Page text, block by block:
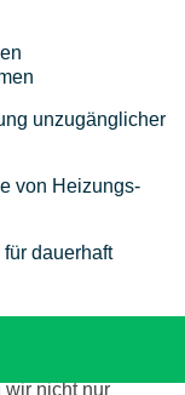
unzugänglicher
von Heizungs-
dauerhaft
kennen jedes
wir nicht nur